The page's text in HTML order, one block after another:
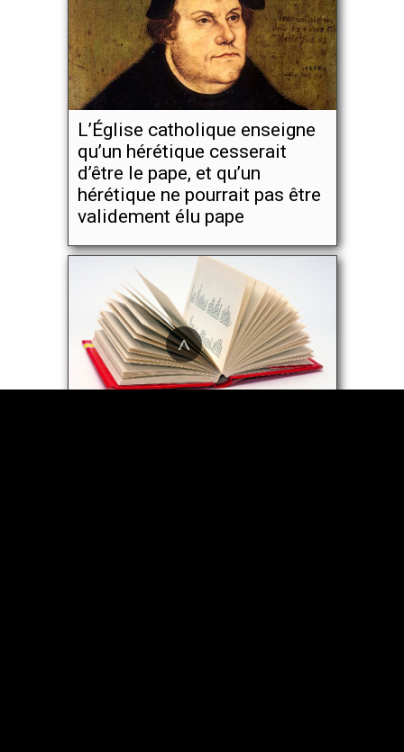
L’Église catholique enseigne
qu’un hérétique cesserait
d’être le pape, et qu’un
hérétique ne pourrait pas être
validement élu pape
^